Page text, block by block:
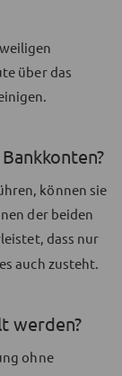
über das
können sie
der beiden
dass nur
auch zusteht.
werden?
ohne